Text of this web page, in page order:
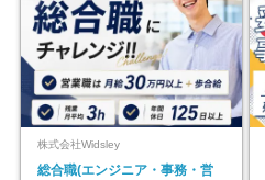
株式会社Widsley
総合職(エンジニア・事務・営